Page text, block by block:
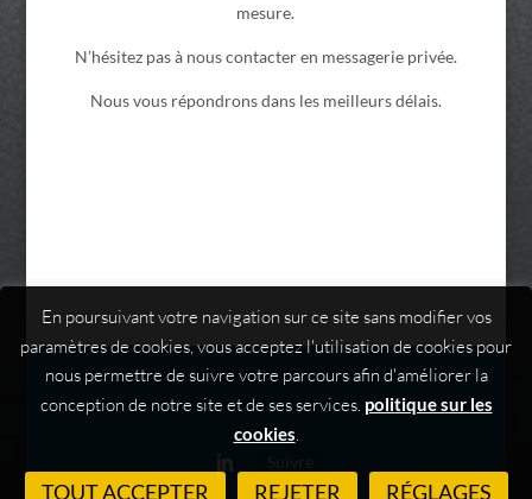
mesure.
N’hésitez pas à nous contacter en messagerie privée.
Nous vous répondrons dans les meilleurs délais.
Suivre
En poursuivant votre navigation sur ce site sans modifier vos
paramètres de cookies, vous acceptez l'utilisation de cookies pour
nous permettre de suivre votre parcours afin d'améliorer la
conception de notre site et de ses services. politique sur les
cookies.
TOUT ACCEPTER REJETER RÉGLAGES